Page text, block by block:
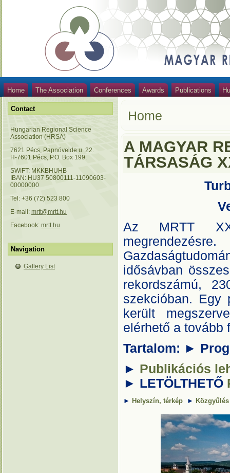
Home The Association Conferences Awards Publications
Contact
Hungarian Regional Science
Association (HRSA)
7621 Pécs, Papnövelde u. 22.
H-7601 Pécs, P.O. Box 199.
SWIFT: MKKBHUHB
IBAN: HU37 50800111-11090603-
00000000
Tel: +36 (72) 523 800
E-mail: mrtt@mrtt.hu
Facebook: mrtt.hu
Navigation
Gallery List
Home
A MAGYAR
TÁRSASÁG
Az MRTT
idősávban
rekordszámú,
szekcióban. Egy
került
elérhető a tovább
Tartalom: ►
► Publikációs
► LETÖLTHETŐ
► Helyszín, térkép ► Közgyűlés